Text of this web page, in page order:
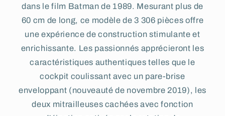
dans le film Batman de 1989. Mesurant plus de
60 cm de long, ce modèle de 3 306 pièces offre
une expérience de construction stimulante et
enrichissante. Les passionnés apprécieront les
caractéristiques authentiques telles que le
cockpit coulissant avec un pare-brise
enveloppant (nouveauté de novembre 2019), les
deux mitrailleuses cachées avec fonction